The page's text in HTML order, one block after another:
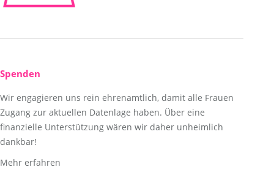
Spenden
Wir engagieren uns rein ehrenamtlich, damit alle Frauen
Zugang zur aktuellen Datenlage haben. Über eine
finanzielle Unterstützung wären wir daher unheimlich
dankbar!
Mehr erfahren